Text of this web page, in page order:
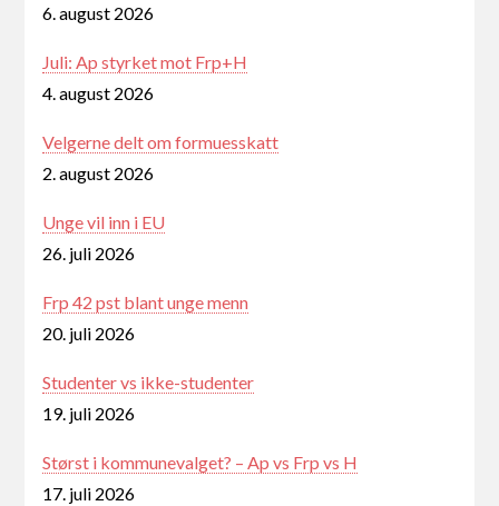
6. august 2026
Juli: Ap styrket mot Frp+H
4. august 2026
Velgerne delt om formuesskatt
2. august 2026
Unge vil inn i EU
26. juli 2026
Frp 42 pst blant unge menn
20. juli 2026
Studenter vs ikke-studenter
19. juli 2026
Størst i kommunevalget? – Ap vs Frp vs H
17. juli 2026